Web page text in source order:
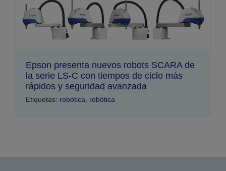
Epson presenta nuevos robots SCARA de
la serie LS-C con tiempos de ciclo más
rápidos y seguridad avanzada
Etiquetas: robótica robótica